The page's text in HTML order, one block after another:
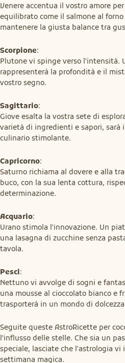
Venere accentua il vostro amore
equilibrato come il salmone al
mantenere la giusta balance tra
Scorpione:
Plutone vi spinge verso l'intensità.
rappresenterà la profondità e il
vostro segno.
Sagittario:
Giove esalta la vostra sete di
varietà di ingredienti e sapori,
culinario stimolante.
Capricorno:
Saturno richiama al dovere e alla
buco, con la sua lenta cottura,
determinazione.
Acquario:
Urano stimola l'innovazione. Un
una lasagna di zucchine senza
tavola.
Pesci:
Nettuno vi avvolge di sogni e
una mousse al cioccolato bianco e
trasporterà in un mondo di
Seguite queste AstroRicette per
l'influsso delle stelle. Che sia un
speciale, lasciate che l'astrologia
settimana magica.